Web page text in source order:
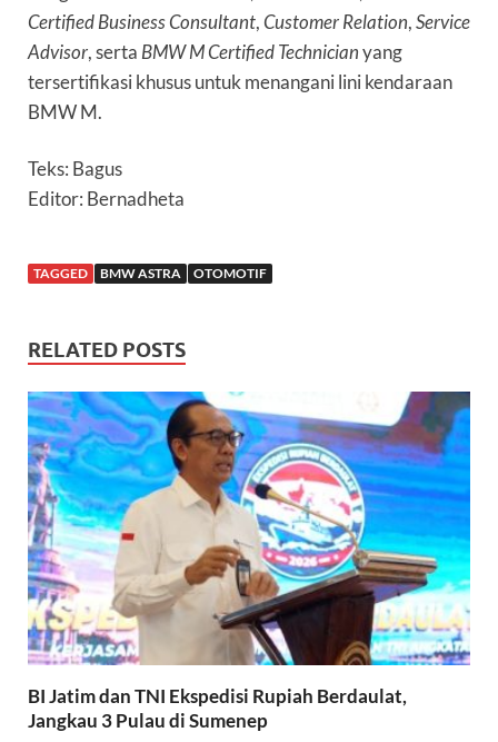
Certified Business Consultant,Customer Relation,Service
Advisor, serta BMW M Certified Technicianyang
tersertifikasi khusus untuk menangani lini kendaraan
BMW M.
Teks: Bagus
Editor: Bernadheta
TAGGED BMW ASTRA OTOMOTIF
RELATED POSTS
BI Jatim dan TNI Ekspedisi Rupiah Berdaulat,
Jangkau 3 Pulau di Sumenep